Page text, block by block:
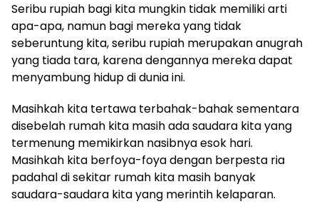
Seribu rupiah bagi kita mungkin tidak memiliki arti
apa-apa, namun bagi mereka yang tidak
seberuntung kita, seribu rupiah merupakan anugrah
yang tiada tara, karena dengannya mereka dapat
menyambung hidup di dunia ini.
Masihkah kita tertawa terbahak-bahak sementara
disebelah rumah kita masih ada saudara kita yang
termenung memikirkan nasibnya esok hari.
Masihkah kita berfoya-foya dengan berpesta ria
padahal di sekitar rumah kita masih banyak
saudara-saudara kita yang merintih kelaparan.